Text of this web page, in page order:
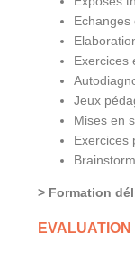
Echanges
Exercices
Jeux
Mises en
Exercices
> Formation
EVALUATION